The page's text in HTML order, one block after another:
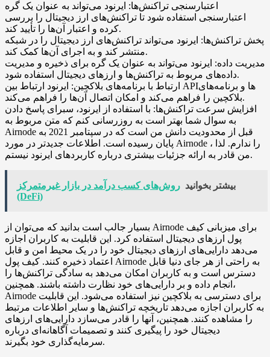
اعتبارسنجی تراکنش‌ها: ایرنود می‌تواند به عنوان یک گره
اعتبارسنجی استفاده شود تا تراکنش‌های ارز دیجیتال را بررسی
کرده و اعتبار آن‌ها را تأیید کند.
پخش تراکنش‌ها: ایرنود می‌تواند تراکنش‌های ارز دیجیتال را در شبکه
منتشر کند و به اجرای آن‌ها کمک کند.
مدیریت داده: ایرنود می‌تواند به عنوان یک گره برای ذخیره و مدیریت
داده‌های مربوط به تراکنش‌ها و ارزهای دیجیتال استفاده شود.
ارتباط با برنامه‌های بلاکچین: ایرنود ارتباط بین API‌ها و برنامه‌های
بلاکچین را فراهم می‌کند و امکان اتصال آن‌ها را فراهم می‌کند.
افزایش سرعت تراکنش‌ها: با استفاده از ایرنود، سبرای پاسخ دادن
به سوال شما بهتر است به روزرسانی کنم که متن مربوط به
Airnode قبل از محدودیت دانش من است که در سپتامبر 2021 به
پایان رسیده است. اطلاعات جدیدتر در مورد Airnode را ندارم. لذا ،
من قادر به ارائه جزئیات بیشتری درباره کاربردهای ایرنود نیستم.
بیشتر بخوانید روش‌های کسب درآمد در بازار غیرمتمرکز
(DeFi)
بسیار جالب است بدانید که می‌توان از Airnode برای میزبانی کیف
پول ارزهای دیجیتال استفاده کرد. این قابلیت به کاربران اجازه
می‌دهد دارایی‌های ارزهای دیجیتال خود را در یک محیط امن و قابل
اعتماد ذخیره کنند. کیف پول Airnode به راحتی از هر جای دنیا قابل
دسترس است و به کاربران امکان می‌دهد به سادگی تراکنش‌ها را
انجام داده و بر دارایی‌های خود نظارت داشته باشند. همچنین،
Airnode برای دسترسی به بلاکچین نیز استفاده می‌شود. این قابلیت
به کاربران اجازه می‌دهد تاریخچه تراکنش‌ها و سایر اطلاعات مرتبط
را مشاهده کنند. همچنین، آنها را قادر می‌سازد دارایی‌های ارزهای
دیجیتال خود را پیگیری کنند و تصمیمات آگاهانه‌ای درباره
سرمایه‌گذاری خود بگیرند.